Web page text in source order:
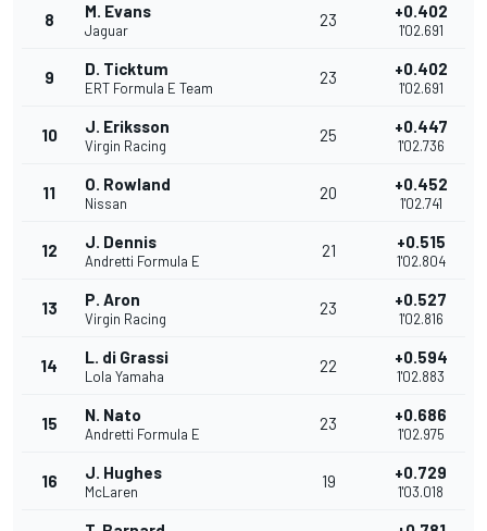
8 M. Evans
Jaguar
23 +0.402
1'02.691
9 D. Ticktum
ERT Formula E Team
23 +0.402
1'02.691
10 J. Eriksson
Virgin Racing
25 +0.447
1'02.736
11 O. Rowland
Nissan
20 +0.452
1'02.741
12 J. Dennis
Andretti Formula E
21 +0.515
1'02.804
13 P. Aron
Virgin Racing
23 +0.527
1'02.816
14 L. di Grassi
Lola Yamaha
22 +0.594
1'02.883
15 N. Nato
Andretti Formula E
23 +0.686
1'02.975
16 J. Hughes
McLaren
19 +0.729
1'03.018